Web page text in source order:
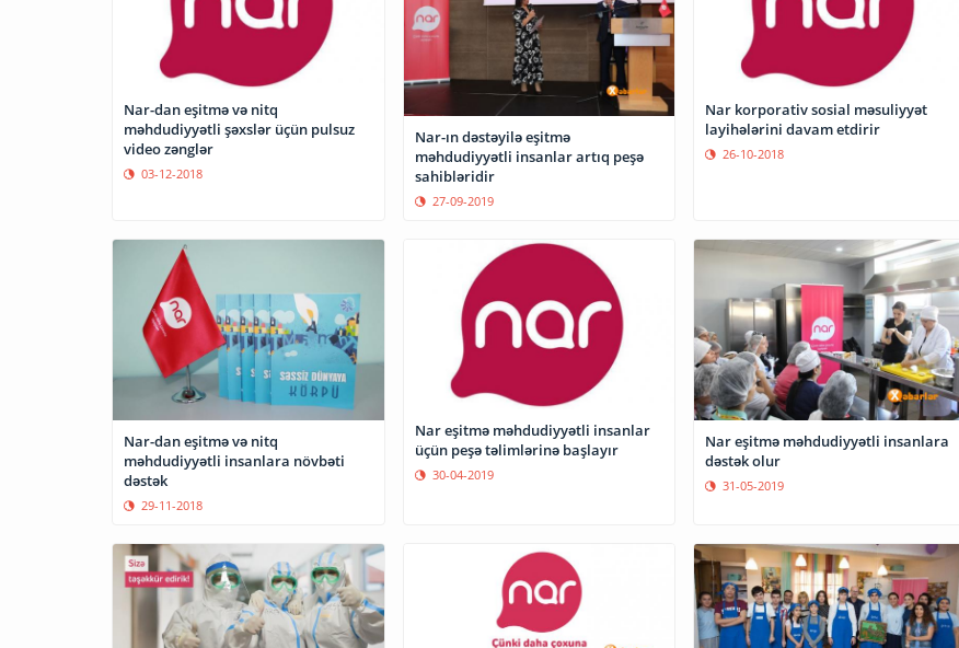
Nar-dan eşitmə və nitq
məhdudiyyətli şəxslər üçün pulsuz
video zənglər
03-12-2018
Nar-ın dəstəyilə eşitmə
məhdudiyyətli insanlar artıq peşə
sahibləridir
27-09-2019
Nar korporativ sosial məsuliyyət
layihələrini davam etdirir
26-10-2018
Nar-dan eşitmə və nitq
məhdudiyyətli insanlara növbəti
dəstək
29-11-2018
Nar eşitmə məhdudiyyətli insanlar
üçün peşə təlimlərinə başlayır
30-04-2019
Nar eşitmə məhdudiyyətli insanlara
dəstək olur
31-05-2019